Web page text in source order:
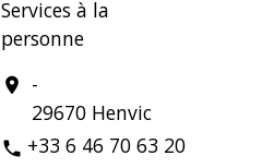
Services à la
personne
location_on
-
29670 Henvic
phone +33 6 46 70 63 20